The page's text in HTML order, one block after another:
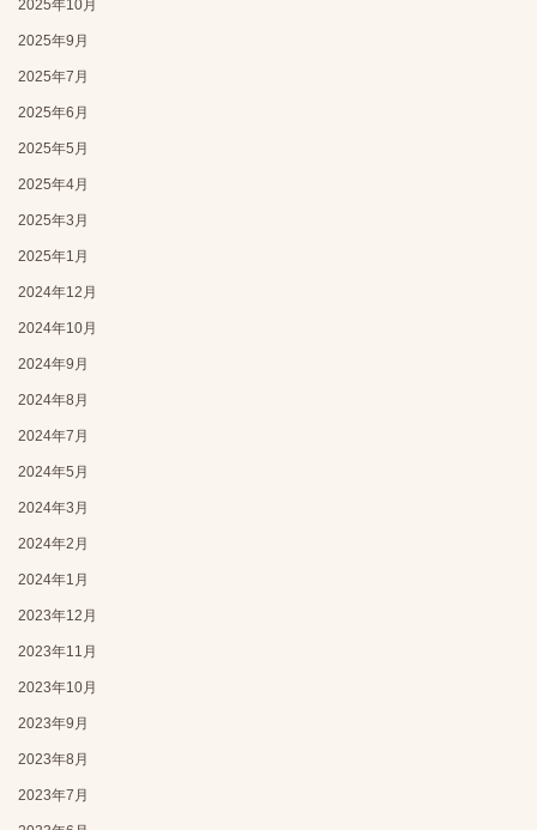
2025年10月
2025年9月
2025年7月
2025年6月
2025年5月
2025年4月
2025年3月
2025年1月
2024年12月
2024年10月
2024年9月
2024年8月
2024年7月
2024年5月
2024年3月
2024年2月
2024年1月
2023年12月
2023年11月
2023年10月
2023年9月
2023年8月
2023年7月